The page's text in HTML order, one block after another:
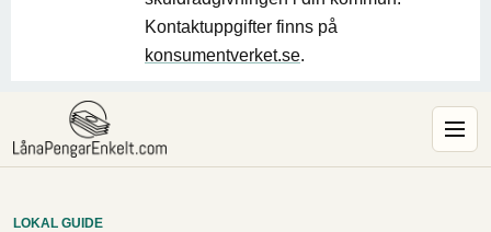
Kontaktuppgifter finns på
konsumentverket.se.
LOKAL GUIDE